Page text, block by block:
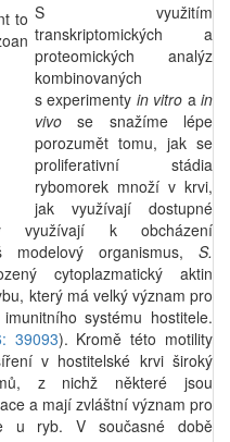
S využitím
transkriptomických a
proteomických analýz
kombinovaných
s experimenty in vitro ain
vivose snažíme lépe
porozumět tomu, jak se
proliferativní stádia
rybomorek množí v krvi,
jak využívají dostupné
využívají k obcházení
modelový organismus, S.
cytoplazmatický aktin
který má velký význam pro
systému hostitele.
39093). Kromě této motility
v hostitelské krvi široký
z nichž některé jsou
a mají zvláštní význam pro
u ryb. V současné době